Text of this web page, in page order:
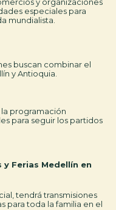
y organizaciones
especiales para
mundialista.
y Ferias Medellín en
tendrá transmisiones
para toda la familia en el
buscan combinar el
y Antioquia.
la programación
para seguir los partidos